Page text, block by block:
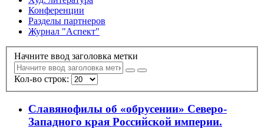
Конференции
Разделы партнеров
Журнал "Аспект"
Начните ввод заголовка метки
Кол-во строк:
Славянофилы об «обрусении» Северо-
Западного края Российской империи.